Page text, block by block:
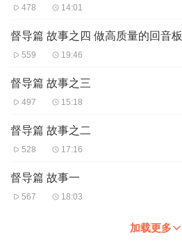
478 14:01
督导篇 故事之四 做高质量的回音板
559 19:46
督导篇 故事之三
497 15:18
督导篇 故事之二
528 17:16
督导篇 故事一
567 18:03
加载更多